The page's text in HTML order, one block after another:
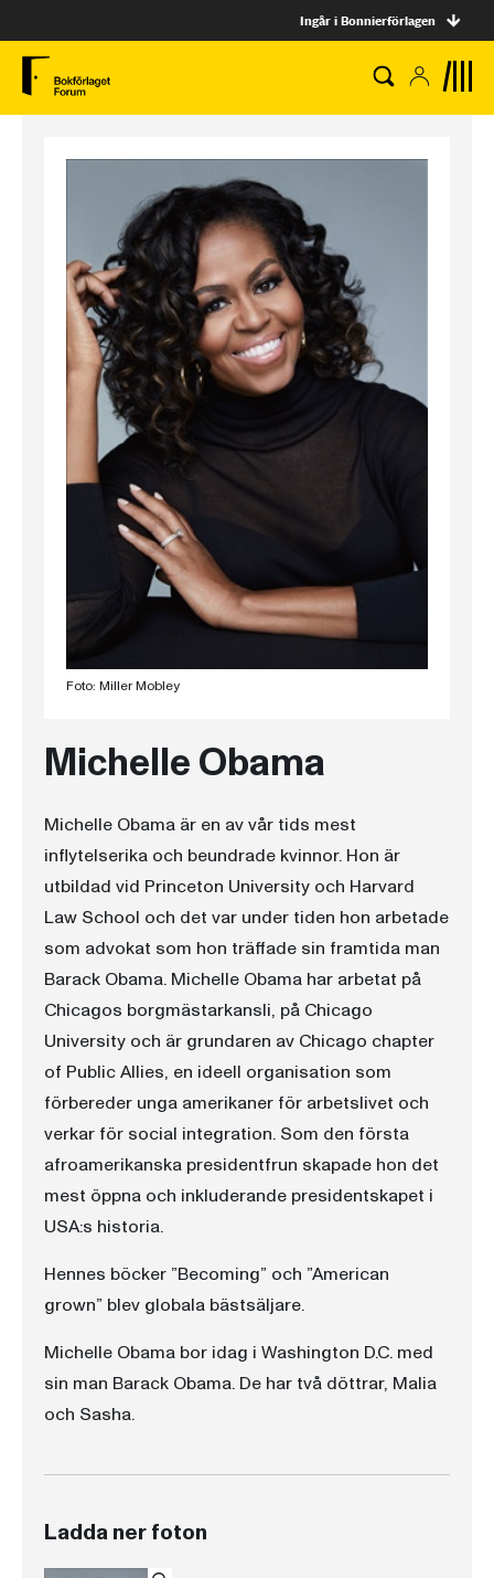
Ingår i Bonnierförlagen
Foto: Miller Mobley
Michelle Obama
Michelle Obama är en av vår tids mest
inflytelserika och beundrade kvinnor. Hon är
utbildad vid Princeton University och Harvard
Law School och det var under tiden hon arbetade
som advokat som hon träffade sin framtida man
Barack Obama. Michelle Obama har arbetat på
Chicagos borgmästarkansli, på Chicago
University och är grundaren av Chicago chapter
of Public Allies, en ideell organisation som
förbereder unga amerikaner för arbetslivet och
verkar för social integration. Som den första
afroamerikanska presidentfrun skapade hon det
mest öppna och inkluderande presidentskapet i
USA:s historia.
Hennes böcker ”Becoming” och ”American
grown” blev globala bästsäljare.
Michelle Obama bor idag i Washington D.C. med
sin man Barack Obama. De har två döttrar, Malia
och Sasha.
Ladda ner foton